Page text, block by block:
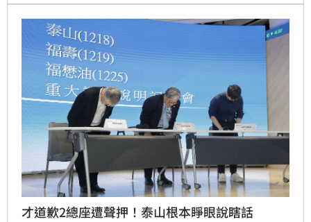
壽、福懋必須負起對中下游廠商以及相關店家的損害賠
償。即使能夠重新上架，但有些產品已經過期、民眾沒
有信心、商譽受損，要求廠商擔起責任，是天經地義的
事情。
才道歉2總座遭聲押！泰山根本睜眼說瞎話